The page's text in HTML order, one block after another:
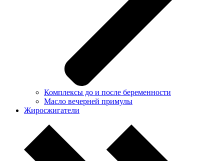
Комплексы до и после беременности
Масло вечерней примулы
Жиросжигатели